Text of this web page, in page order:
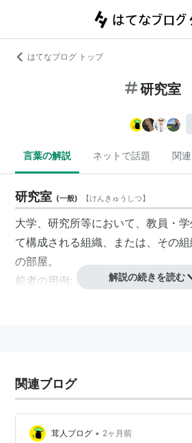
はてなブログ トップ
研究室
言葉の解説 ネットで話題 関
研究室 (一般) 【けんきゅうしつ】
大学、研究所等において、教員・
て構成される組織、または、その
の部屋。
前者の用例: 「うちの研究室、教授
スを占める一方、文系では書籍が大
住み着いて生活を始める学生もい
現在はほぼ定員一杯の院生を入学
解説の続きを読む
関連ブログ
茸人ブログ • 2ヶ月前